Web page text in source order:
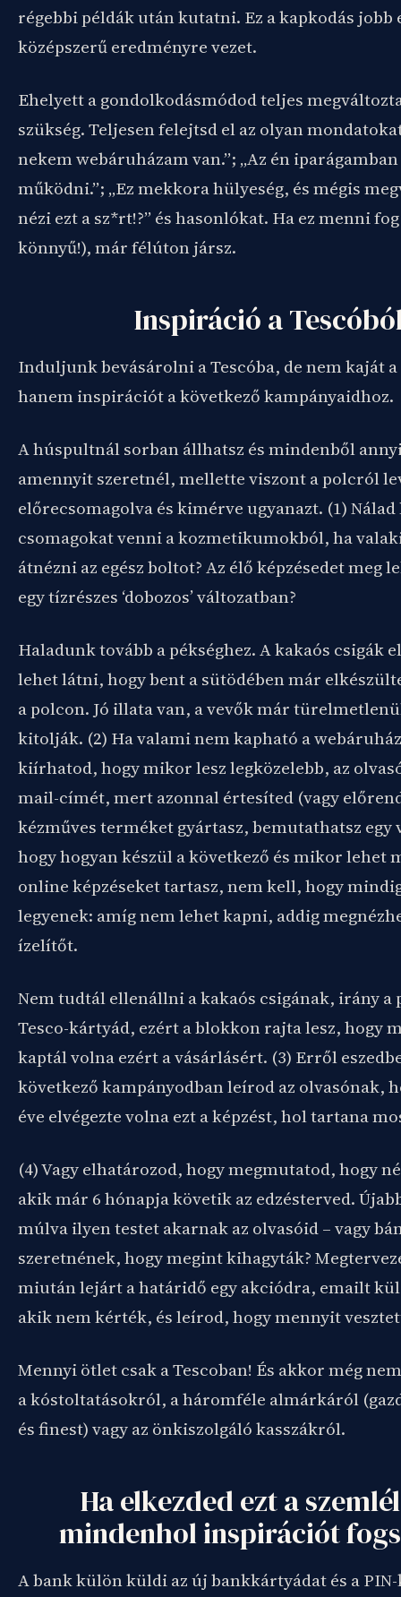
régebbi példák után kutatni. Ez a kapkodás jobb
középszerű eredményre vezet.
Ehelyett a gondolkodásmódod teljes
szükség. Teljesen felejtsd el az olyan
nekem webáruházam van.”; „Az én
működni.”; „Ez mekkora hülyeség, és mégis
nézi ezt a sz*rt!?” és hasonlókat. Ha ez menni
könnyű!), már félúton jársz.
Inspiráció a
Induljunk bevásárolni a Tescóba, de nem kaját
hanem inspirációt a következő kampányaidhoz.
A húspultnál sorban állhatsz és mindenből
amennyit szeretnél, mellette viszont a polcról
előrecsomagolva és kimérve ugyanazt. (1)Nálad
csomagokat venni a kozmetikumokból, ha
átnézni az egész boltot? Az élő képzésedet meg
egy tízrészes ‘dobozos’ változatban?
Haladunk tovább a pékséghez. A kakaós csigák
lehet látni, hogy bent a sütödében már
a polcon. Jó illata van, a vevők már
kitolják. (2) Ha valami nem kapható a
kiírhatod, hogy mikor lesz legközelebb, az
mail-címét, mert azonnal értesíted (vagy
kézműves terméket gyártasz, bemutathatsz
hogy hogyan készül a következő és mikor lehet
online képzéseket tartasz, nem kell, hogy
legyenek: amíg nem lehet kapni, addig
ízelítőt.
Nem tudtál ellenállni a kakaós csigának, irány a
Tesco-kártyád, ezért a blokkon rajta lesz, hogy
kaptál volna ezért a vásárlásért. (3) Erről
következő kampányodban leírod az olvasónak,
éve elvégezte volna ezt a képzést, hol tartana
(4) Vagy elhatározod, hogy megmutatod, hogy
akik már 6 hónapja követik az edzésterved.
múlva ilyen testet akarnak az olvasóid – vagy
szeretnének, hogy megint kihagyták?
miután lejárt a határidő egy akciódra, emailt
akik nem kérték, és leírod, hogy mennyit
Mennyi ötlet csak a Tescoban! És akkor még
a kóstoltatásokról, a háromféle almárkáról
és finest) vagy az önkiszolgáló kasszákról.
Ha elkezded ezt a
mindenhol inspirációt
A bank külön küldi az új bankkártyádat és a